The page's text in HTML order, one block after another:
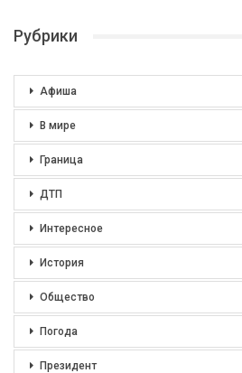
Рубрики
Афиша
В мире
Граница
ДТП
Интересное
История
Общество
Погода
Президент